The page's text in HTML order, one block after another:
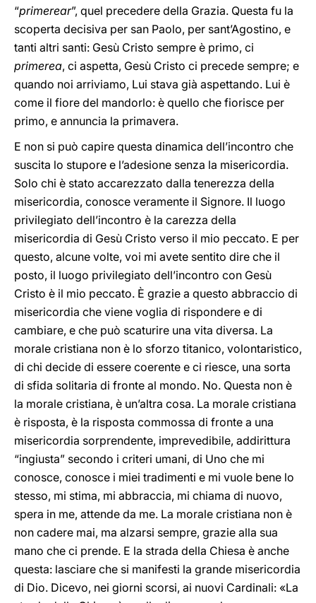
“primerear”, quel precedere della Grazia. Questa fu la
scoperta decisiva per san Paolo, per sant’Agostino, e
tanti altri santi: Gesù Cristo sempre è primo, ci
primerea, ci aspetta, Gesù Cristo ci precede sempre; e
quando noi arriviamo, Lui stava già aspettando. Lui è
come il fiore del mandorlo: è quello che fiorisce per
primo, e annuncia la primavera.
E non si può capire questa dinamica dell’incontro che
suscita lo stupore e l’adesione senza la misericordia.
Solo chi è stato accarezzato dalla tenerezza della
misericordia, conosce veramente il Signore. Il luogo
privilegiato dell’incontro è la carezza della
misericordia di Gesù Cristo verso il mio peccato. E per
questo, alcune volte, voi mi avete sentito dire che il
posto, il luogo privilegiato dell’incontro con Gesù
Cristo è il mio peccato. È grazie a questo abbraccio di
misericordia che viene voglia di rispondere e di
cambiare, e che può scaturire una vita diversa. La
morale cristiana non è lo sforzo titanico, volontaristico,
di chi decide di essere coerente e ci riesce, una sorta
di sfida solitaria di fronte al mondo. No. Questa non è
la morale cristiana, è un’altra cosa. La morale cristiana
è risposta, è la risposta commossa di fronte a una
misericordia sorprendente, imprevedibile, addirittura
“ingiusta” secondo i criteri umani, di Uno che mi
conosce, conosce i miei tradimenti e mi vuole bene lo
stesso, mi stima, mi abbraccia, mi chiama di nuovo,
spera in me, attende da me. La morale cristiana non è
non cadere mai, ma alzarsi sempre, grazie alla sua
mano che ci prende. E la strada della Chiesa è anche
questa: lasciare che si manifesti la grande misericordia
di Dio. Dicevo, nei giorni scorsi, ai nuovi Cardinali: «La